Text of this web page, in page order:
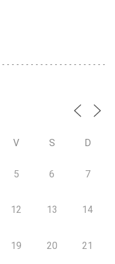
V S D
5 6 7
12 13 14
19 20 21